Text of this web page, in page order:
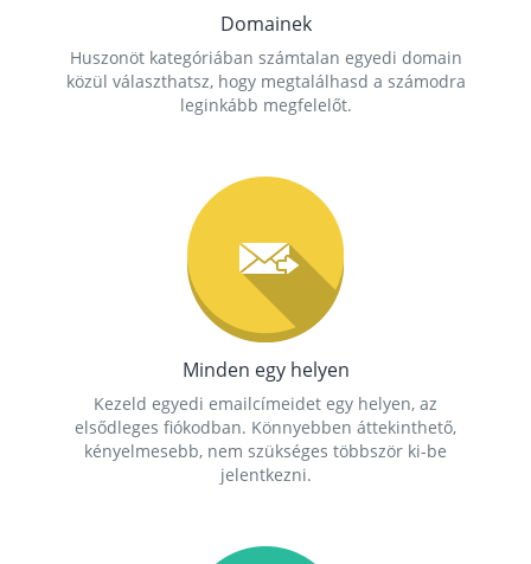
Domainek
Huszonöt kategóriában számtalan egyedi domain
közül választhatsz, hogy megtalálhasd a számodra
leginkább megfelelőt.
Minden egy helyen
Kezeld egyedi emailcímeidet egy helyen, az
elsődleges fiókodban. Könnyebben áttekinthető,
kényelmesebb, nem szükséges többször ki-be
jelentkezni.